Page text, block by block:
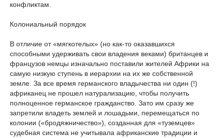
конфликтам.
Колониальный порядок
В отличие от «мягкотелых» (но как-то оказавшихся
способными удерживать свои владения веками) британцев и
французов немцы изначально поставили жителей Африки на
самую низкую ступень в иерархии на их же собственной
земле. За все время германского владычества ни один (!)
африканец не прошел натурализацию, чтобы получить
полноценное германское гражданство. Зато им сразу же
запретили владеть землей и лошадьми, перемещаться по
колонии («бродяжничество»), созданная для «туземцев»
судебная система не учитывала африканские традиции и